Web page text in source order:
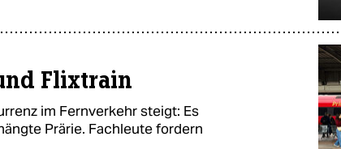
Flixtrain
im Fernverkehr steigt: Es
Prärie. Fachleute fordern